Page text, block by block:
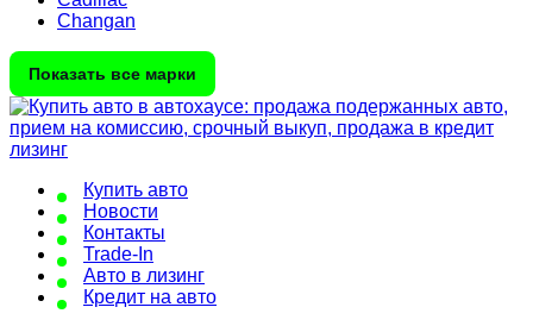
Changan
Показать все марки
Купить авто
Новости
Контакты
Trade-In
Авто в лизинг
Кредит на авто